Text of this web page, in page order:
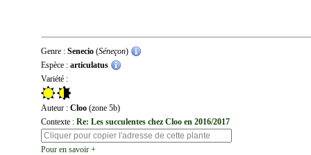
Genre : Senecio (Séneçon)
Espèce : articulatus
Variété :
Auteur : Cloo (zone 5b)
Contexte : Re: Les succulentes chez Cloo en 2016/2017
Pour en savoir +